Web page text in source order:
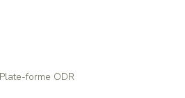
Plate-forme ODR